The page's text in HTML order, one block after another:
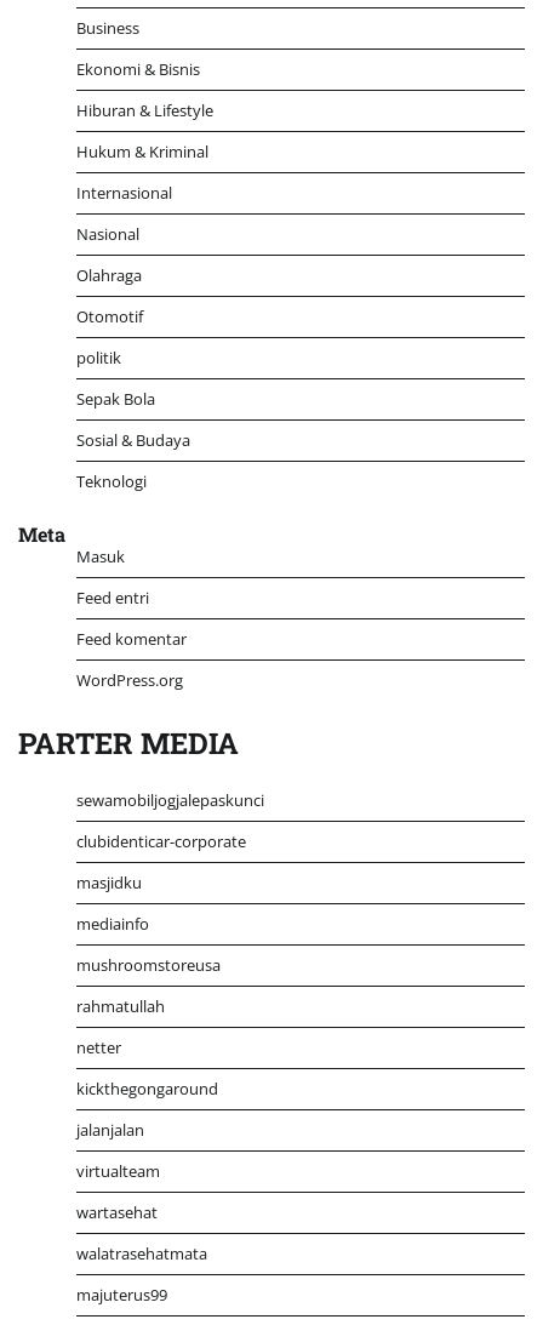
Business
Ekonomi & Bisnis
Hiburan & Lifestyle
Hukum & Kriminal
Internasional
Nasional
Olahraga
Otomotif
politik
Sepak Bola
Sosial & Budaya
Teknologi
Meta
Masuk
Feed entri
Feed komentar
WordPress.org
PARTER MEDIA
sewamobiljogjalepaskunci
clubidenticar-corporate
masjidku
mediainfo
mushroomstoreusa
rahmatullah
netter
kickthegongaround
jalanjalan
virtualteam
wartasehat
walatrasehatmata
majuterus99